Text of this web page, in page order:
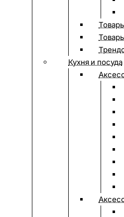
Кухня и посуда